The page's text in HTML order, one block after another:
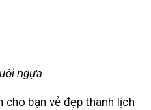
ngựa
bạn vẻ đẹp thanh lịch